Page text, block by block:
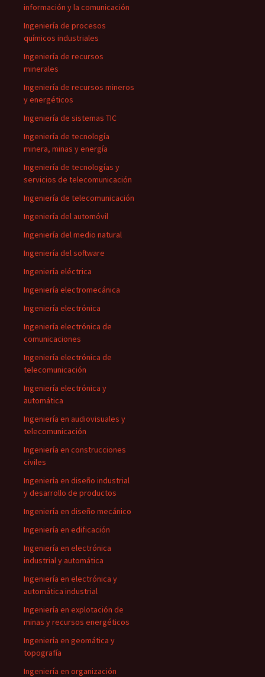
información y la comunicación
Ingeniería de procesos
químicos industriales
Ingeniería de recursos
minerales
Ingeniería de recursos mineros
y energéticos
Ingeniería de sistemas TIC
Ingeniería de tecnología
minera, minas y energía
Ingeniería de tecnologías y
servicios de telecomunicación
Ingeniería de telecomunicación
Ingeniería del automóvil
Ingeniería del medio natural
Ingeniería del software
Ingeniería eléctrica
Ingeniería electromecánica
Ingeniería electrónica
Ingeniería electrónica de
comunicaciones
Ingeniería electrónica de
telecomunicación
Ingeniería electrónica y
automática
Ingeniería en audiovisuales y
telecomunicación
Ingeniería en construcciones
civiles
Ingeniería en diseño industrial
y desarrollo de productos
Ingeniería en diseño mecánico
Ingeniería en edificación
Ingeniería en electrónica
industrial y automática
Ingeniería en electrónica y
automática industrial
Ingeniería en explotación de
minas y recursos energéticos
Ingeniería en geomática y
topografía
Ingeniería en organización